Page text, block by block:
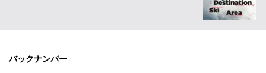
バックナンバー